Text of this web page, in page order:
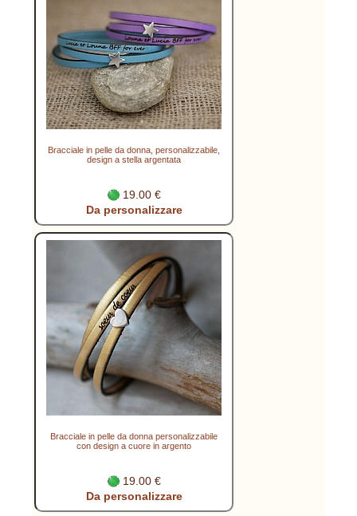
Bracciale in pelle da donna, personalizzabile,
design a stella argentata
19.00 €
Da personalizzare
Bracciale in pelle da donna personalizzabile
con design a cuore in argento
19.00 €
Da personalizzare